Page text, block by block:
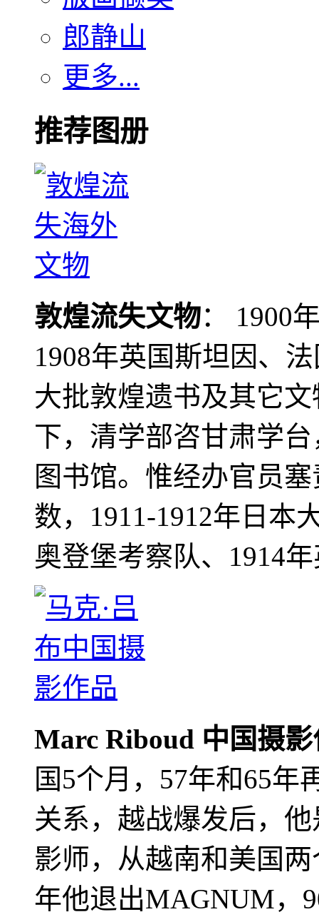
郎静山
更多...
推荐图册
敦煌流失文物： 1900
1908年英国斯坦因、
大批敦煌遗书及其它
下，清学部咨甘肃学
图书馆。惟经办官员
数，1911-1912年日本
奥登堡考察队、1914
Marc Riboud 中国摄
国5个月，57年和65年
关系，越战爆发后，
影师，从越南和美国
年他退出MAGNUM，